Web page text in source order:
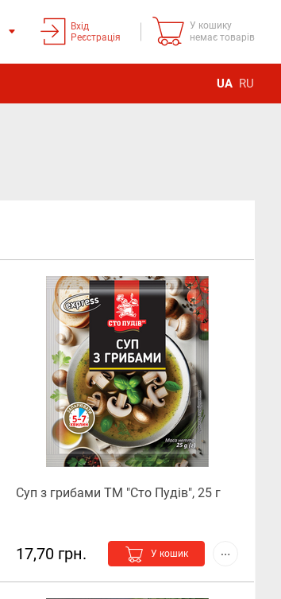
Вхід
Реєстрація
У кошику
немає товарів
UA RU
Суп з грибами ТМ "Сто Пудів", 25 г
17,70 грн. У кошик